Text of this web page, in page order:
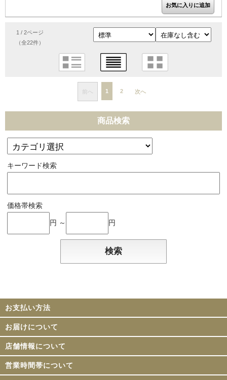
1 / 2ページ
（全22件）
前へ 1 2 次へ
商品検索
キーワード検索
価格帯検索
円 ～ 円
お支払い方法
お届けについて
店舗情報について
営業時間帯について